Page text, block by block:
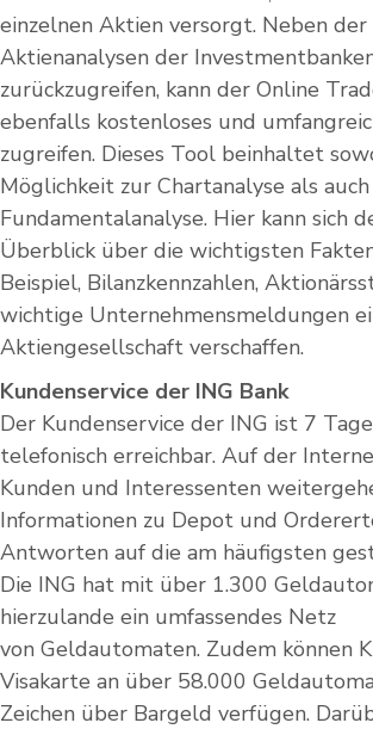
einzelnen Aktien versorgt. Neben
Aktienanalysen der
zurückzugreifen, kann der Online
ebenfalls kostenloses und
zugreifen. Dieses Tool beinhaltet
Möglichkeit zur Chartanalyse als
Fundamentalanalyse. Hier kann sich
Überblick über die wichtigsten
Beispiel, Bilanzkennzahlen,
wichtige Unternehmensmeldungen
Aktiengesellschaft verschaffen.
Kundenservice der ING Bank
Der Kundenservice der ING ist 7
telefonisch erreichbar. Auf der
Kunden und Interessenten
Informationen zu Depot und
Antworten auf die am häufigsten
Die ING hat mit über 1.300
hierzulande ein umfassendes Netz
von Geldautomaten. Zudem können
Visakarte an über 58.000
Zeichen über Bargeld verfügen.